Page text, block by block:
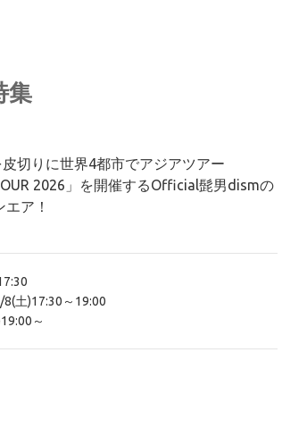
集
切りに世界4都市でアジアツアー
2026」を開催するOfficial髭男dismの
ア！
8(土)17:30～19:00
～